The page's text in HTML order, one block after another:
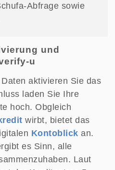
Abfrage sowie
und
u
aktivieren Sie das
laden Sie Ihre
hoch. Obgleich
wirbt, bietet das
Kontoblick an.
es Sinn, alle
Laut